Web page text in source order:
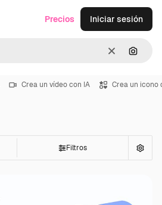
Borrar
Precios Iniciar sesión
Crea un vídeo con IA Crea un icono
Filtros